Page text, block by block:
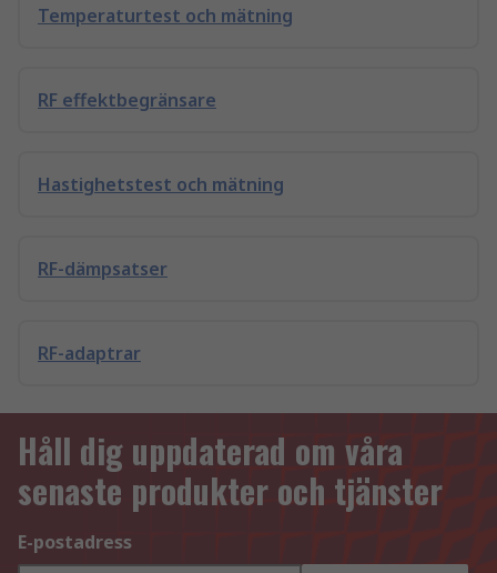
Temperaturtest och mätning
RF effektbegränsare
Hastighetstest och mätning
RF-dämpsatser
RF-adaptrar
Håll dig uppdaterad om våra
senaste produkter och tjänster
E-postadress